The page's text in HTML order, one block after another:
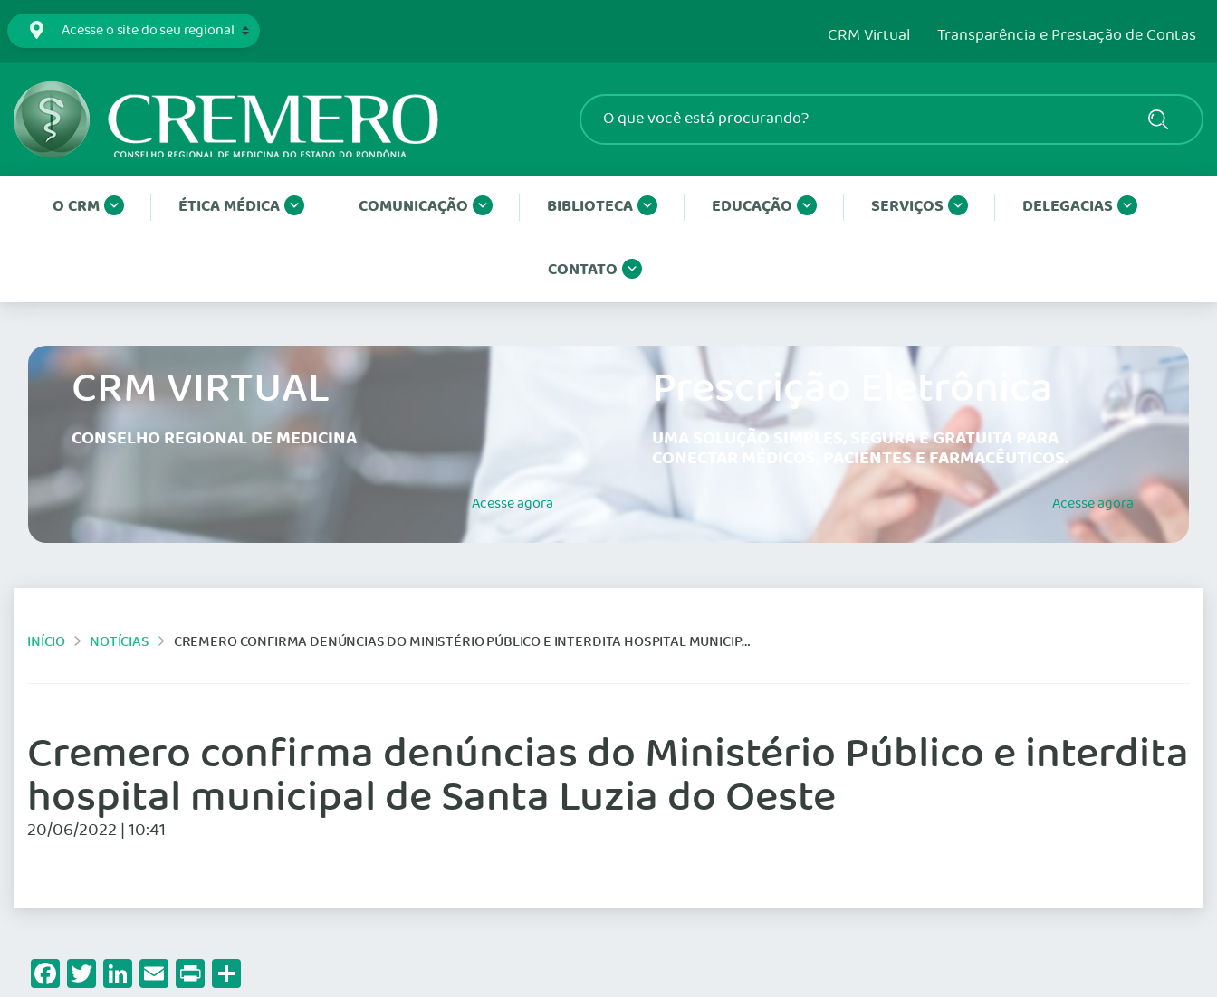
CRM Virtual Transparência e Prestação de Contas
O CRM ÉTICA MÉDICA COMUNICAÇÃO BIBLIOTECA EDUCAÇÃO SERVIÇOS DELEGACIAS
CONTATO
CRM VIRTUAL
CONSELHO REGIONAL DE MEDICINA
Acesseagora
Prescrição Eletrônica
UMA SOLUÇÃO SIMPLES, SEGURA E GRATUITA PARA
CONECTAR MÉDICOS, PACIENTES E FARMACÊUTICOS.
Acesseagora
INÍCIO NOTÍCIAS CREMERO CONFIRMA DENÚNCIAS DO MINISTÉRIO PÚBLICO E INTERDITA HOSPITAL MUNICIPAL DE SANTA LUZIA DO OESTE
Cremero confirma denúncias do Ministério Público e interdita
hospital municipal de Santa Luzia do Oeste
20/06/2022 | 10:41
Facebook
Twitter
LinkedIn
Email
Print